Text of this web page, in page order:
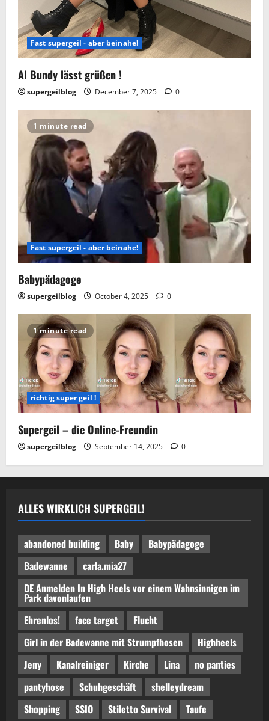
Fast supergeil - aber beinahe!
Al Bundy lässt grüßen !
supergeilblog December 7, 2025 0
1 minute read
Fast supergeil - aber beinahe!
Babypädagoge
supergeilblog October 4, 2025 0
1 minute read
richtig super geil !
Supergeil – die Online-Freundin
supergeilblog September 14, 2025 0
ALLES WIRKLICH SUPERGEIL!
abandoned building Baby
Babypädagoge
Badewanne
carla.mia27
DE Anmelden In High Heels vor einem Wahnsinnigen im
Park davonlaufen
Ehrenlos!
face target
Flucht
Girl in der Badewanne mit Strumpfhosen
Highheels
Jeny
Kanalreiniger Kirche Lina
no panties
pantyhose
Schuhgeschäft
shelleydream
Shopping
SSIO Stiletto Survival Taufe